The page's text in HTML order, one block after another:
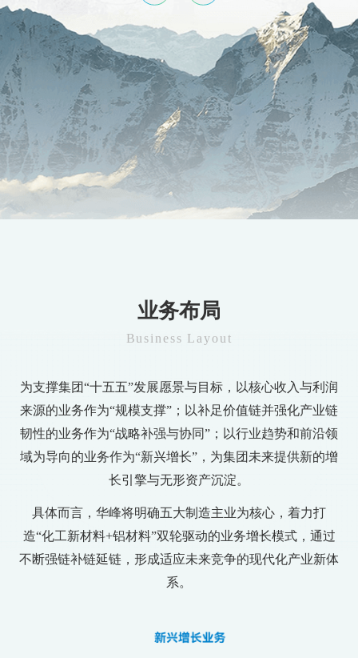
业务布局
Business Layout
为支撑集团“十五五”发展愿景与目标，以核心收入与利润
来源的业务作为“规模支撑”；以补足价值链并强化产业链
韧性的业务作为“战略补强与协同”；以行业趋势和前沿领
域为导向的业务作为“新兴增长”，为集团未来提供新的增
长引擎与无形资产沉淀。
具体而言，华峰将明确五大制造主业为核心，着力打
造“化工新材料+铝材料”双轮驱动的业务增长模式，通过
不断强链补链延链，形成适应未来竞争的现代化产业新体
系。